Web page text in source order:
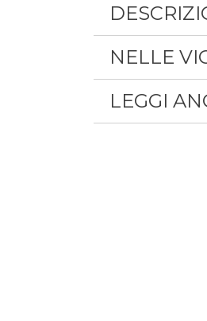
NELLE
LEGGI